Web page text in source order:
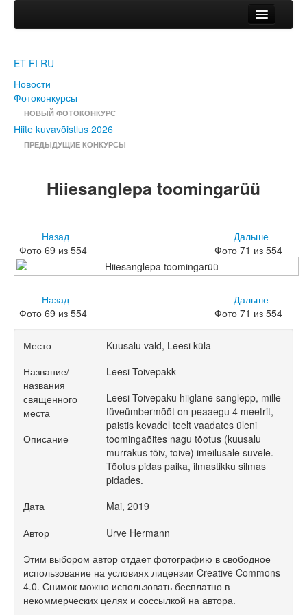
Фотоконкурсы
НОВЫЙ ФОТОКОНКУРС
Hiite kuvavõistlus 2026
ПРЕДЫДУЩИЕ КОНКУРСЫ
ET FI RU
Новости
Фотоконкурсы
НОВЫЙ ФОТОКОНКУРС
Hiite kuvavõistlus 2026
ПРЕДЫДУЩИЕ КОНКУРСЫ
Hiiesanglepa toomingarüü
Назад
Фото 69 из 554
Дальше
Фото 71 из 554
Назад
Фото 69 из 554
Дальше
Фото 71 из 554
Место
Kuusalu vald, Leesi küla
Название/
названия
священного
места
Leesi Toivepakk
Описание
Leesi Toivepaku hiiglane sanglepp, mille
tüveümbermõõt on peaaegu 4 meetrit,
paistis kevadel teelt vaadates üleni
toomingaõites nagu tõotus (kuusalu
murrakus tõiv, toive) imeilusale suvele.
Tõotus pidas paika, ilmastikku silmas
pidades.
Дата
Mai, 2019
Автор
Urve Hermann
Этим выбором автор отдает фотографию в свободное
использование на условиях лицензии Creative Commons
4.0. Снимок можно использовать бесплатно в
некоммерческих целях и соссылкой на автора.